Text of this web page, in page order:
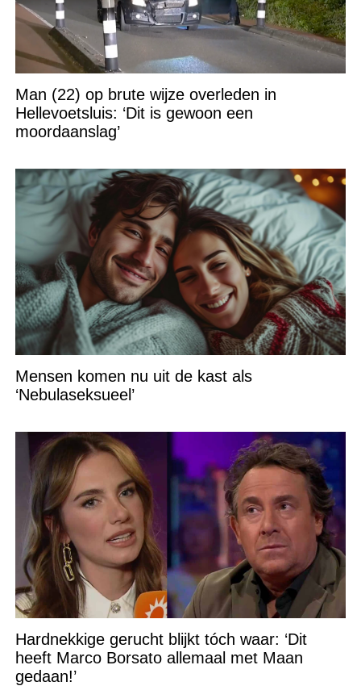
Man (22) op brute wijze overleden in
Hellevoetsluis: ‘Dit is gewoon een
moordaanslag’
Mensen komen nu uit de kast als
‘Nebulaseksueel’
Hardnekkige gerucht blijkt tóch waar: ‘Dit
heeft Marco Borsato allemaal met Maan
gedaan!’